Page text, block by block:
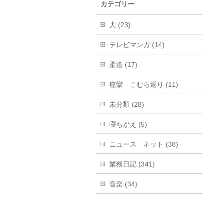
カテゴリー
犬 (23)
テレビマンガ (14)
柔道 (17)
痙攣 こむら返り (11)
未分類 (28)
寝ちがえ (5)
ニュース ネット (38)
業務日記 (341)
音楽 (34)